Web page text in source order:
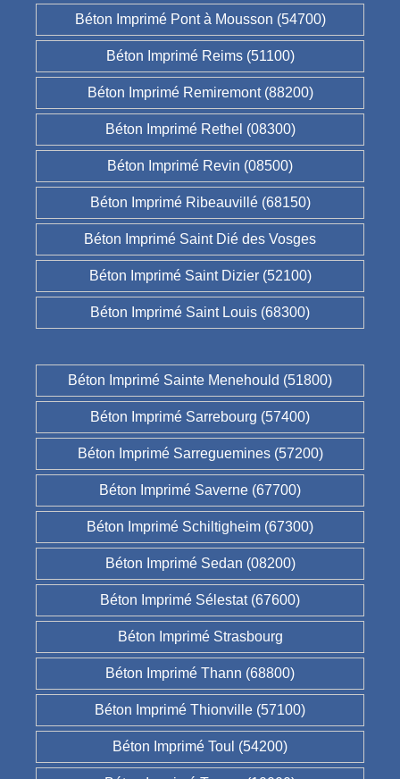
Béton Imprimé Pont à Mousson (54700)
Béton Imprimé Reims (51100)
Béton Imprimé Remiremont (88200)
Béton Imprimé Rethel (08300)
Béton Imprimé Revin (08500)
Béton Imprimé Ribeauvillé (68150)
Béton Imprimé Saint Dié des Vosges
Béton Imprimé Saint Dizier (52100)
Béton Imprimé Saint Louis (68300)
Béton Imprimé Sainte Menehould (51800)
Béton Imprimé Sarrebourg (57400)
Béton Imprimé Sarreguemines (57200)
Béton Imprimé Saverne (67700)
Béton Imprimé Schiltigheim (67300)
Béton Imprimé Sedan (08200)
Béton Imprimé Sélestat (67600)
Béton Imprimé Strasbourg
Béton Imprimé Thann (68800)
Béton Imprimé Thionville (57100)
Béton Imprimé Toul (54200)